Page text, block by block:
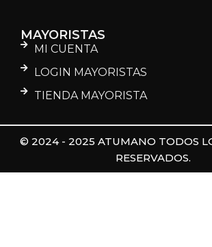
MAYORISTAS
MI CUENTA
LOGIN MAYORISTAS
TIENDA MAYORISTA
© 2024 - 2025 ATUMANO TODOS
RESERVADOS.